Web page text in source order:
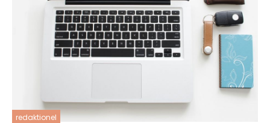
redaktionel